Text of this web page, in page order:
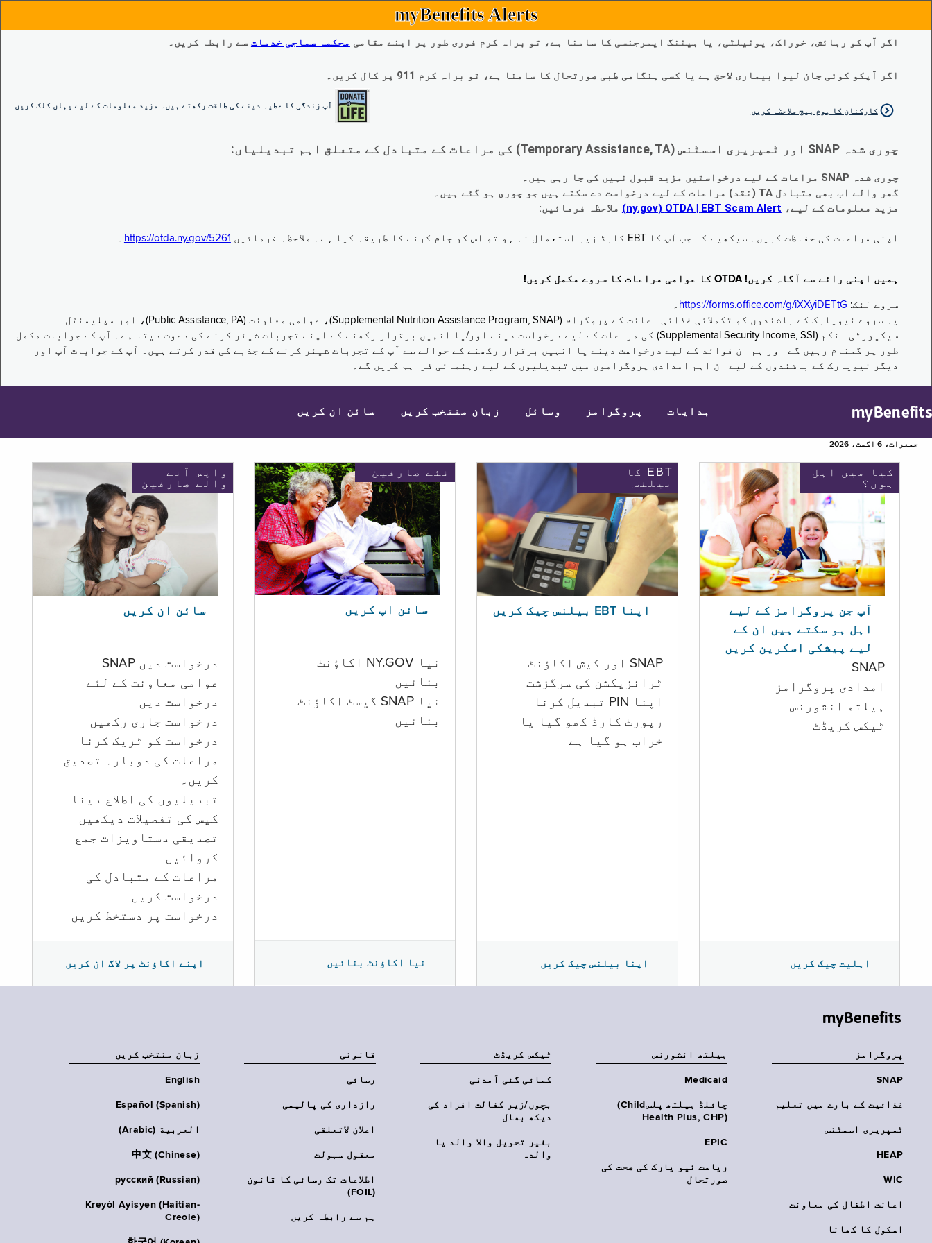
myBenefits Alerts
اگر آپ کو رہائش، خوراک، یوٹیلٹی، یا ہیٹنگ ایمرجنسی کا سامنا ہے، تو براہ کرم فوری طور پر اپنے مقامی محکمہ سماجی خدمات سے رابطہ کریں۔
اگر آپکو کوئی جان لیوا بیماری لاحق ہے یا کسی ہنگامی طبی صورتحال کا سامنا ہے، تو براہ کرم 911 پر کال کریں۔
آپ زندگی کا عطیہ دینے کی طاقت رکھتے ہیں۔ مزید معلومات کے لیے یہاں کلک کریں
کارکنان کا ہوم پیج ملاحظہ کریں
چوری شدہ SNAP اور ٹمپریری اسسٹنس (Temporary Assistance, TA) کی مراعات کے متبادل کے متعلق اہم تبدیلیاں:
چوری شدہ SNAP مراعات کے لیے درخواستیں مزید قبول نہیں کی جا رہی ہیں۔
گھر والے اب بھی متبادل TA (نقد) مراعات کے لیے درخواست دے سکتے ہیں جو چوری ہو گئے ہیں۔
مزید معلومات کے لیے، EBT Scam Alert ‏| OTDA ‏(ny.gov) ملاحظہ فرمائیں:
اپنی مراعات کی حفاظت کریں۔ سیکھیے کہ جب آپ کا EBT کارڈ زیر استعمال نہ ہو تو اس کو جام کرنے کا طریقہ کیا ہے۔ ملاحظہ فرمائیں https://otda.ny.gov/5261 ۔
ہمیں اپنی رائے سے آگاہ کریں! OTDA کا عوامی مراعات کا سروے مکمل کریں!
سروے لنک: https://forms.office.com/g/iXXyiDETtG ۔
یہ سروے نیویارک کے باشندوں کو تکملائی غذائی اعانت کے پروگرام (Supplemental Nutrition Assistance Program, SNAP)، عوامی معاونت (Public Assistance, PA)، اور سپلیمنٹل
سیکیورٹی انکم (Supplemental Security Income, SSI) کی مراعات کے لیے درخواست دینے اور/یا انہیں برقرار رکھنے کے اپنے تجربات شیئر کرنے کی دعوت دیتا ہے۔ آپ کے جوابات مکمل
طور پر گمنام رہیں گے اور ہم ان فوائد کے لیے درخواست دینے یا انہیں برقرار رکھنے کے حوالے سے آپ کے تجربات شیئر کرنے کے جذبے کی قدر کرتے ہیں۔ آپ کے جوابات آپ اور
دیگر نیویارک کے باشندوں کے لیے ان اہم امدادی پروگراموں میں تبدیلیوں کے لیے رہنمائی فراہم کریں گے۔
myBenefits ہدایات پروگرامز وسائل زبان منتخب کریں سائن ان کریں
جمعرات، 6 اگست، 2026
واپس آنے
والے صارفین
سائن ان کریں
درخواست دیں SNAP
عوامی معاونت کے لئے
درخواست دیں
درخواست جاری رکھیں
درخواست کو ٹریک کرنا
مراعات کی دوبارہ تصدیق
کریں۔
تبدیلیوں کی اطلاع دینا
کیس کی تفصیلات دیکھیں
تصدیقی دستاویزات جمع
کروائیں
مراعات کے متبادل کی
درخواست کریں
درخواست پر دستخط کریں
اپنے اکاؤنٹ پر لاگ ان کریں
نئے صارفین
سائن اپ کریں
نیا NY.GOV اکاؤنٹ
بنائیں
نیا SNAP گیسٹ اکاؤنٹ
بنائیں
نیا اکاؤنٹ بنائیں
EBT کا
بیلنس
اپنا EBT بیلنس چیک کریں
SNAP اور کیش اکاؤنٹ
ٹرانزیکشن کی سرگزشت
اپنا PIN تبدیل کرنا
رپورٹ کارڈ کھو گیا یا
خراب ہو گيا ہے
اپنا بیلنس چیک کریں
کیا میں اہل
ہوں؟
آپ جن پروگرامز کے لیے
اہل ہو سکتے ہیں ان کے
لیے پیشکی اسکرین کریں
SNAP
امدادی پروگرامز
‏ہیلتھ انشورنس
ٹیکس کریڈٹ
اہلیت چیک کریں
myBenefits
پروگرامز
SNAP
غذائیت کے بارے میں تعلیم
ٹمپریری اسسٹنس
HEAP
WIC
اعانت اطفال کی معاونت
اسکول کا کھانا
‏ہیلتھ انشورنس
Medicaid
چائلڈ ہیلتھ پلس‎(Child
Health Plus, CHP)‎
EPIC
ریاست نیو یارک کی صحت کی
صورتحال
ٹیکس کریڈٹ
کمائی گئی آمدنی
بچوں/زیر کفالت افراد کی
دیکھ بھال
بغیر تحویل والا والد یا
والدہ
قانونی
رسائی
رازداری کی پالیسی
اعلان لاتعلقی
معقول سہولت
اطلاعات تک رسائی کا قانون
(FOIL)
ہم سے رابطہ کریں
زبان منتخب کریں
English
Español (Spanish)
العربية (Arabic)
中文 (Chinese)
русский (Russian)
Kreyòl Ayisyen (Haitian-
Creole)